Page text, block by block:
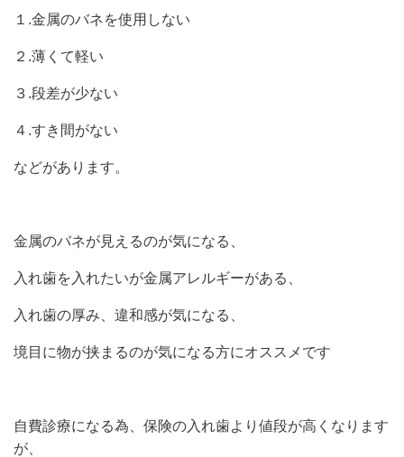
１.金属のバネを使用しない
２.薄くて軽い
３.段差が少ない
４.すき間がない
などがあります。
金属のバネが見えるのが気になる、
入れ歯を入れたいが金属アレルギーがある、
入れ歯の厚み、違和感が気になる、
境目に物が挟まるのが気になる方にオススメです
自費診療になる為、保険の入れ歯より値段が高くなります
が、